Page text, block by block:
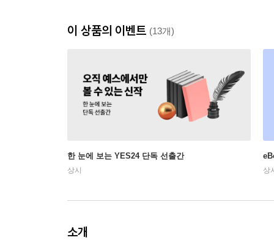
이 상품의 이벤트 (13개)
한 눈에 보는 YES24 단독 선출간
상시 상
소개